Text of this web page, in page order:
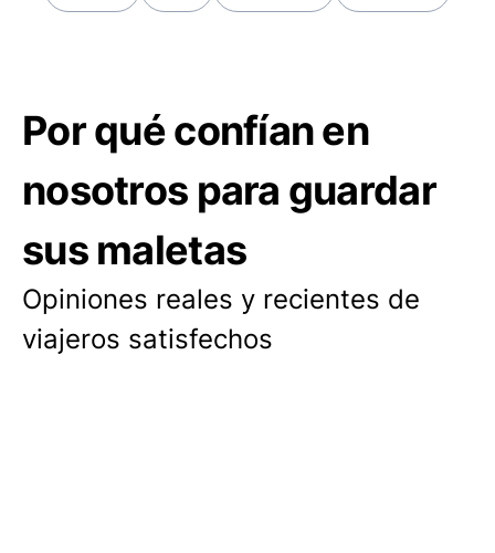
Por qué confían en
nosotros para guardar
sus maletas
Opiniones reales y recientes de
viajeros satisfechos